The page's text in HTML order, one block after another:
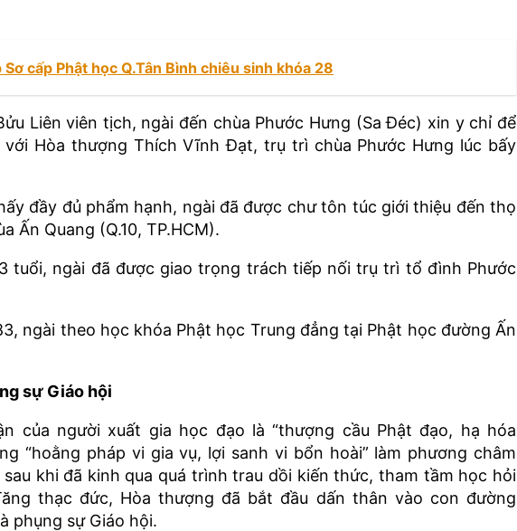
Sơ cấp Phật học Q.Tân Bình chiêu sinh khóa 28
Liên viên tịch, ngài đến chùa Phước Hưng (Sa Đéc) xin y chỉ để
Hòa thượng Thích Vĩnh Đạt, trụ trì chùa Phước Hưng lúc bấy
đầy đủ phẩm hạnh, ngài đã được chư tôn túc giới thiệu đến thọ
Ấn Quang (Q.10, TP.HCM).
tuổi, ngài đã được giao trọng trách tiếp nối trụ trì tổ đình Phước
ngài theo học khóa Phật học Trung đẳng tại Phật học đường Ấn
sự Giáo hội
của người xuất gia học đạo là “thượng cầu Phật đạo, hạ hóa
“hoằng pháp vi gia vụ, lợi sanh vi bổn hoài” làm phương châm
khi đã kinh qua quá trình trau dồi kiến thức, tham tầm học hỏi
thạc đức, Hòa thượng đã bắt đầu dấn thân vào con đường
phụng sự Giáo hội.